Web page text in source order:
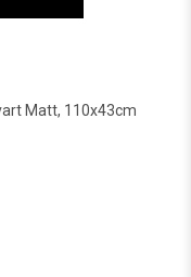
Matt, 110x43cm